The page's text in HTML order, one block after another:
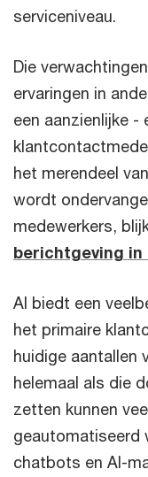
serviceniveau.
Die
ervaringen in
een aanzienlijke
het merendeel
wordt
medewerkers,
berichtgeving in
AI biedt een
het primaire
huidige aantallen
helemaal als die
zetten kunnen
geautomatiseerd
chatbots en AI-